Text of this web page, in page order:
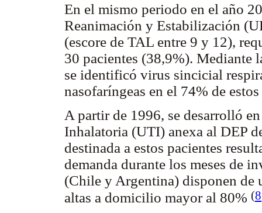
En el mismo periodo en el año
Reanimación y Estabilización
(escore de TAL entre 9 y 12),
30 pacientes (38,9%). Mediante
se identificó virus sincicial
nasofaríngeas en el 74% de
A partir de 1996, se desarrolló
Inhalatoria (UTI) anexa al DEP
destinada a estos pacientes
demanda durante los meses de
(Chile y Argentina) disponen de
altas a domicilio mayor al 80% (8